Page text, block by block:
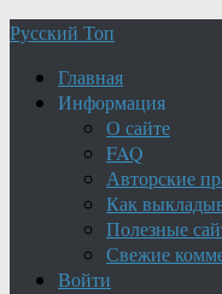
Русский Топ
Главная
Информация
О сайте
FAQ
Авторские
Как
Полезные
Свежие
Войти